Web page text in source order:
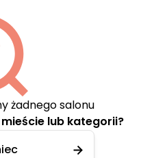
żadnego salonu
lub kategorii?